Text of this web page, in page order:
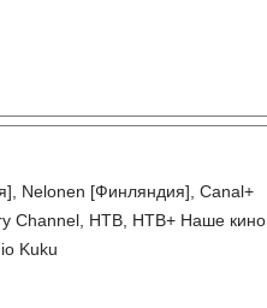
Nelonen [Финляндия], Canal+
Channel, НТВ, НТВ+ Наше кино,
Kuku